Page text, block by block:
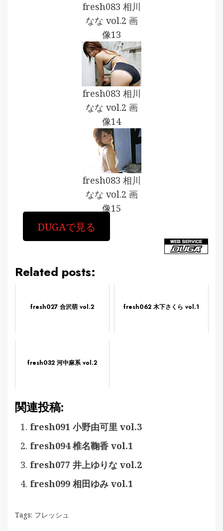
fresh083 相川
なな vol.2 画
像13
fresh083 相川
なな vol.2 画
像14
fresh083 相川
なな vol.2 画
像15
DUGAで見る
Related posts:
fresh027 合沢萌 vol.2 fresh062 木下さくら vol.1
fresh032 河中麻系 vol.2
関連投稿:
fresh091 小野由可里 vol.3
fresh094 椎名鞠香 vol.1
fresh077 井上ゆりな vol.2
fresh099 相田ゆみ vol.1
Tags: フレッシュ